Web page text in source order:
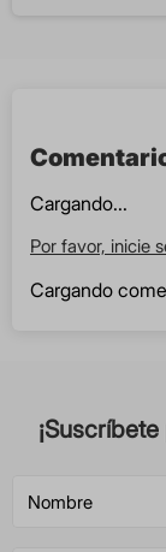
Cargando...
Por favor, inicie
Cargando